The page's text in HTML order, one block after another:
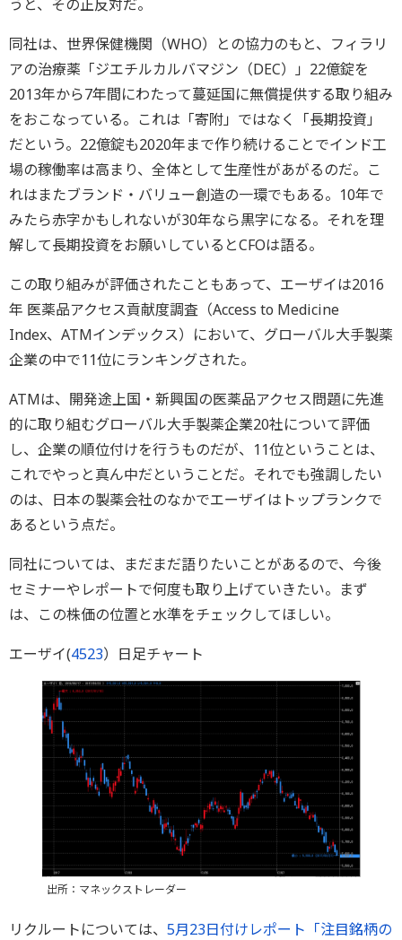
うと、その正反対だ。
同社は、世界保健機関（WHO）との協力のもと、フィラリ
アの治療薬「ジエチルカルバマジン（DEC）」22億錠を
2013年から7年間にわたって蔓延国に無償提供する取り組み
をおこなっている。これは「寄附」ではなく「長期投資」
だという。22億錠も2020年まで作り続けることでインド工
場の稼働率は高まり、全体として生産性があがるのだ。こ
れはまたブランド・バリュー創造の一環でもある。10年で
みたら赤字かもしれないが30年なら黒字になる。それを理
解して長期投資をお願いしているとCFOは語る。
この取り組みが評価されたこともあって、エーザイは2016
年 医薬品アクセス貢献度調査（Access to Medicine
Index、ATMインデックス）において、グローバル大手製薬
企業の中で11位にランキングされた。
ATMは、開発途上国・新興国の医薬品アクセス問題に先進
的に取り組むグローバル大手製薬企業20社について評価
し、企業の順位付けを行うものだが、11位ということは、
これでやっと真ん中だということだ。それでも強調したい
のは、日本の製薬会社のなかでエーザイはトップランクで
あるという点だ。
同社については、まだまだ語りたいことがあるので、今後
セミナーやレポートで何度も取り上げていきたい。まず
は、この株価の位置と水準をチェックしてほしい。
エーザイ(4523）日足チャート
出所：マネックストレーダー
リクルートについては、 5月23日付けレポート「注目銘柄の